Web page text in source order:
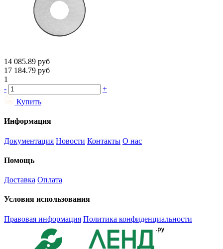
14 085.89 руб
17 184.79 руб
1
-
+
Купить
Информация
Документация Новости Контакты О нас
Помощь
Доставка Оплата
Условия использования
Правовая информация Политика конфиденциальности